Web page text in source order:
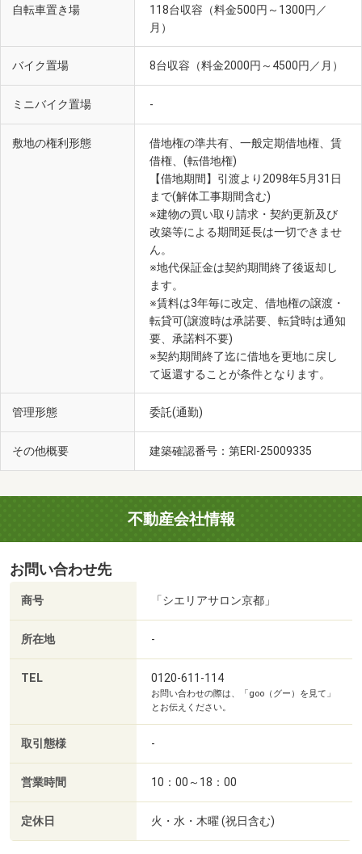
自転車置き場
118台収容（料金500円～1300円／
月）
バイク置場 8台収容（料金2000円～4500円／月）
ミニバイク置場 -
敷地の権利形態
借地権の準共有、一般定期借地権、賃
借権、(転借地権)
【借地期間】引渡より2098年5月31日
まで(解体工事期間含む)
※建物の買い取り請求・契約更新及び
改築等による期間延長は一切できませ
ん。
※地代保証金は契約期間終了後返却し
ます。
※賃料は3年毎に改定、借地権の譲渡・
転貸可(譲渡時は承諾要、転貸時は通知
要、承諾料不要)
※契約期間終了迄に借地を更地に戻し
て返還することが条件となります。
管理形態 委託(通勤)
その他概要 建築確認番号：第ERI-25009335
不動産会社情報
お問い合わせ先
商号 「シエリアサロン京都」
所在地 -
TEL 0120-611-114
お問い合わせの際は、「goo（グー）を見て」
とお伝えください。
取引態様 -
営業時間 10：00～18：00
定休日 火・水・木曜 (祝日含む)